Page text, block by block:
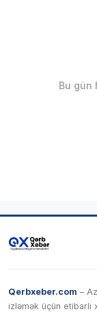
Bu gün
Qerbxeber.com –
izləmək üçün etibarlı